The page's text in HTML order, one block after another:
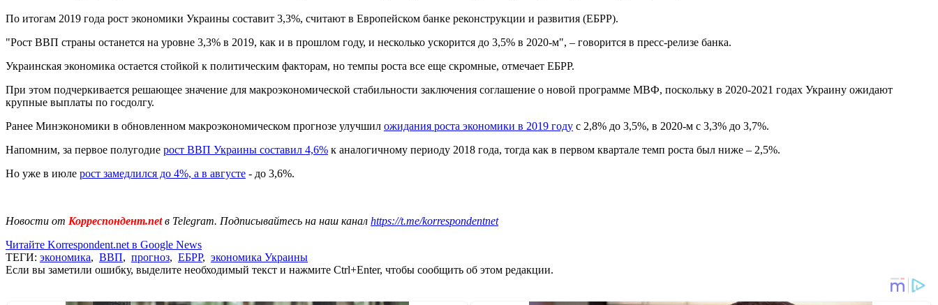
По итогам 2019 года рост экономики Украины составит 3,3%, считают в Европейском банке реконструкции и развития (ЕБРР).
"Рост ВВП страны останется на уровне 3,3% в 2019, как и в прошлом году, и несколько ускорится до 3,5% в 2020-м", – говорится в пресс-релизе банка.
Украинская экономика остается стойкой к политическим факторам, но темпы роста все еще скромные, отмечает ЕБРР.
При этом подчеркивается решающее значение для макроэкономической стабильности заключения соглашение о новой программе МВФ, поскольку в 2020-2021 годах Украину ожидают
крупные выплаты по госдолгу.
Ранее Минэкономики в обновленном макроэкономическом прогнозе улучшил ожидания роста экономики в 2019 году с 2,8% до 3,5%, в 2020-м с 3,3% до 3,7%.
Напомним, за первое полугодие рост ВВП Украины составил 4,6% к аналогичному периоду 2018 года, тогда как в первом квартале темп роста был ниже – 2,5%.
Но уже в июле рост замедлился до 4%, а в августе - до 3,6%.
Новости от Корреспондент.netв Telegram. Подписывайтесь на наш канал https://t.me/korrespondentnet
Читайте Korrespondent.net в Google News
ТЕГИ: экономика, ВВП, прогноз, ЕБРР, экономика Украины
Если вы заметили ошибку, выделите необходимый текст и нажмите Ctrl+Enter, чтобы сообщить об этом редакции.